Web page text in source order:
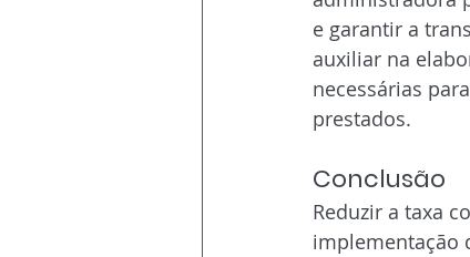
e garantir a
auxiliar na
necessárias
prestados.
Conclusão
Reduzir a taxa
implementação